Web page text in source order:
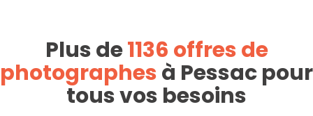
Plus de1136 offres de
photographesà Pessac pour
tous vos besoins